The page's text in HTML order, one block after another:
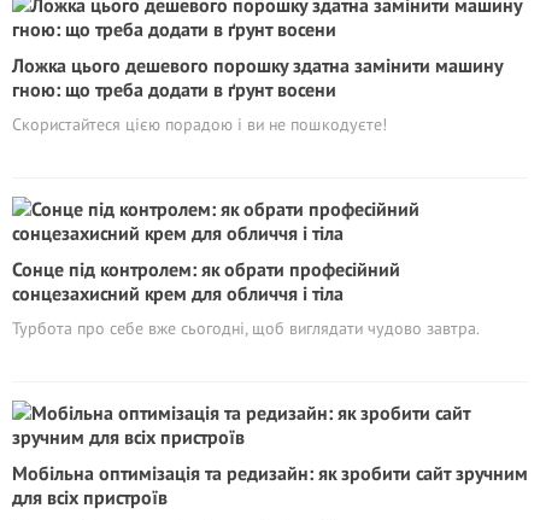
Ложка цього дешевого порошку здатна замінити машину
гною: що треба додати в ґрунт восени
Скористайтеся цією порадою і ви не пошкодуєте!
Сонце під контролем: як обрати професійний
сонцезахисний крем для обличчя і тіла
Турбота про себе вже сьогодні, щоб виглядати чудово завтра.
Мобільна оптимізація та редизайн: як зробити сайт зручним
для всіх пристроїв